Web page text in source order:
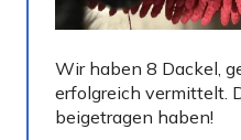
Wir haben 8 Dackel,
erfolgreich vermittelt.
beigetragen haben!